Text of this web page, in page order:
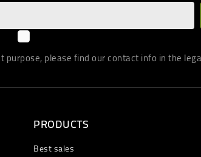
please find our contact info in the
PRODUCTS
Best sales